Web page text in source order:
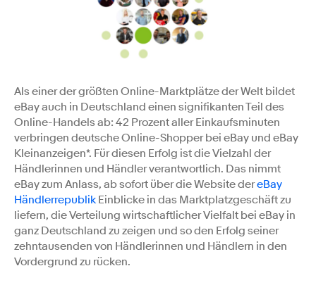
Als einer der größten Online-Marktplätze der Welt bildet
eBay auch in Deutschland einen signifikanten Teil des
Online-Handels ab: 42 Prozent aller Einkaufsminuten
verbringen deutsche Online-Shopper bei eBay und eBay
Kleinanzeigen*. Für diesen Erfolg ist die Vielzahl der
Händlerinnen und Händler verantwortlich. Das nimmt
eBay zum Anlass, ab sofort über die Website dereBay
Händlerrepublik Einblicke in das Marktplatzgeschäft zu
liefern, die Verteilung wirtschaftlicher Vielfalt bei eBay in
ganz Deutschland zu zeigen und so den Erfolg seiner
zehntausenden von Händlerinnen und Händlern in den
Vordergrund zu rücken.